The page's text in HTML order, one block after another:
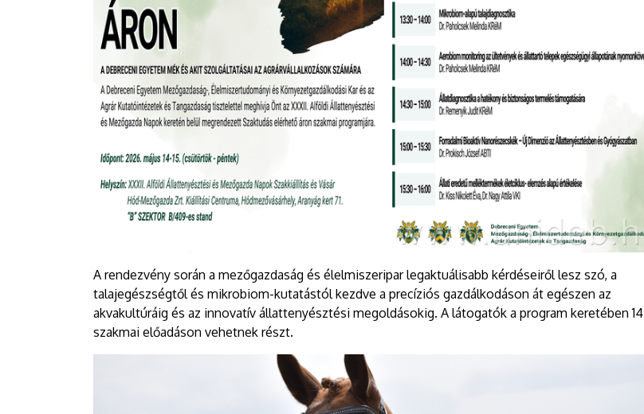
A rendezvény során a mezőgazdaság és élelmiszeripar legaktuálisabb kérdéseiről lesz szó, a
talajegészségtől és mikrobiom-kutatástól kezdve a precíziós gazdálkodáson át egészen az
akvakultúráig és az innovatív állattenyésztési megoldásokig. A látogatók a program keretében 14
szakmai előadáson vehetnek részt.